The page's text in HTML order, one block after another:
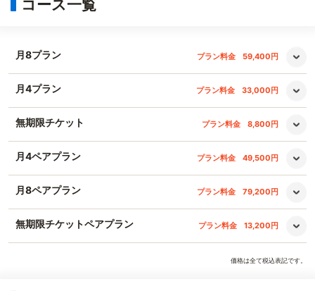
コース一覧
月8プラン プラン料金 59,400円
月4プラン プラン料金 33,000円
無期限チケット プラン料金 8,800円
月4ペアプラン プラン料金 49,500円
月8ペアプラン プラン料金 79,200円
無期限チケットペアプラン プラン料金 13,200円
価格は全て税込表記です。